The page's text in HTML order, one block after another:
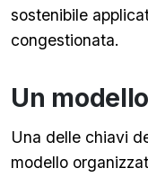
sostenibile
congestionata.
Un
Una delle chiavi
modello